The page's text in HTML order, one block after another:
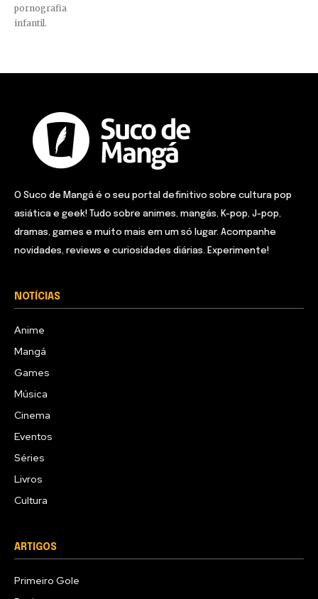
pornografia
infantil.
O Suco de Mangá é o seu portal definitivo sobre cultura pop
asiática e geek! Tudo sobre animes, mangás, K-pop, J-pop,
dramas, games e muito mais em um só lugar. Acompanhe
novidades, reviews e curiosidades diárias. Experimente!
NOTÍCIAS
Anime
Mangá
Games
Música
Cinema
Eventos
Séries
Livros
Cultura
ARTIGOS
Primeiro Gole